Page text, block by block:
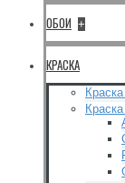
ОБОИ +
КРАСКА